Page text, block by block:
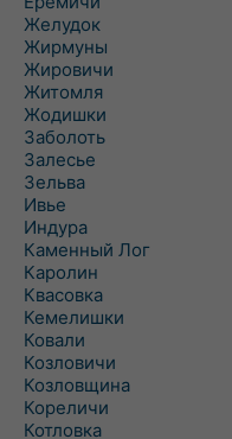
Желудок
Жирмуны
Жировичи
Житомля
Жодишки
Заболоть
Залесье
Зельва
Ивье
Индура
Каменный Лог
Каролин
Квасовка
Кемелишки
Ковали
Козловичи
Козловщина
Кореличи
Котловка